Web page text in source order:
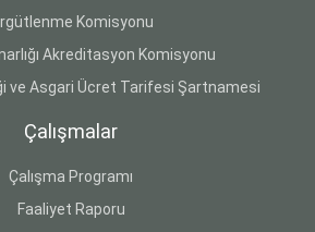
Komisyonu
Akreditasyon Komisyonu
ve Asgari Ücret Tarifesi Şartnamesi
Çalışmalar
Çalışma Programı
Faaliyet Raporu